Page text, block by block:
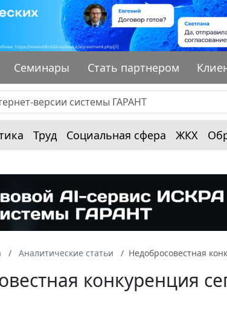
Семинары Стать партнером
Труд Социальная сфера ЖКХ
Аналитические статьи Недобросовестная
конкуренция